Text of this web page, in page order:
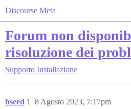
Discourse Meta
Forum non
risoluzione dei
Supporto Installazione
bseed 8 Agosto 2023, 7:17pm
1